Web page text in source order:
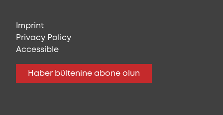
Imprint
Privacy Policy
Accessible
Haber bültenine abone olun